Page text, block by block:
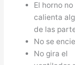
El horno no
calienta
de las
No se
No gira el